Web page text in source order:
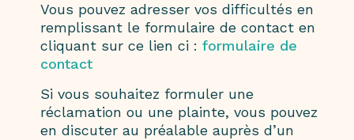
Vous pouvez adresser vos difficultés en
remplissant le formulaire de contact en
cliquant sur ce lien ci : formulaire de
contact
Si vous souhaitez formuler une
réclamation ou une plainte, vous pouvez
en discuter au préalable auprès d’un